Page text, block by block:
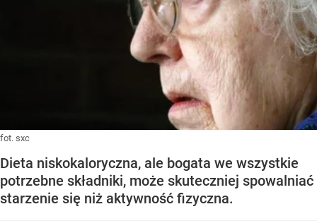
fot. sxc
Dieta niskokaloryczna, ale bogata we wszystkie
potrzebne składniki, może skuteczniej spowalniać
starzenie się niż aktywność fizyczna.